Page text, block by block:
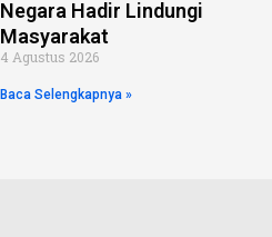
Negara Hadir Lindungi
Masyarakat
4 Agustus 2026
Baca Selengkapnya »